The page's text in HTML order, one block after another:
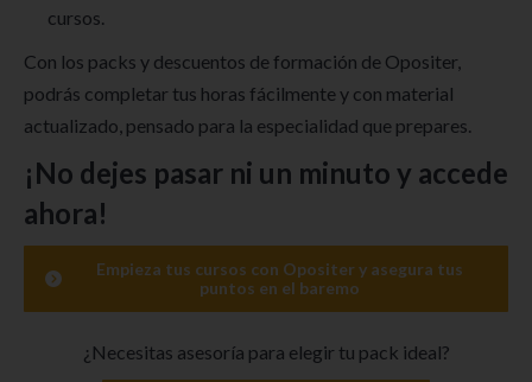
cursos.
Con los packs y descuentos de formación de Opositer,
podrás completar tus horas fácilmente y con material
actualizado, pensado para la especialidad que prepares.
¡No dejes pasar ni un minuto y accede
ahora!
Empieza tus cursos con Opositer y asegura tus
puntos en el baremo
¿Necesitas asesoría para elegir tu pack ideal?